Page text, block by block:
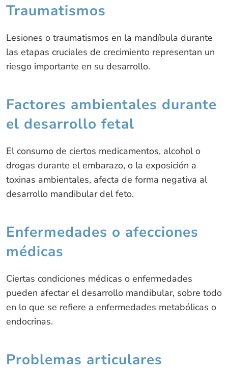
Traumatismos
Lesiones o traumatismos en la mandíbula durante
las etapas cruciales de crecimiento representan un
riesgo importante en su desarrollo.
Factores ambientales durante
el desarrollo fetal
El consumo de ciertos medicamentos, alcohol o
drogas durante el embarazo, o la exposición a
toxinas ambientales, afecta de forma negativa al
desarrollo mandibular del feto.
Enfermedades o afecciones
médicas
Ciertas condiciones médicas o enfermedades
pueden afectar el desarrollo mandibular, sobre todo
en lo que se refiere a enfermedades metabólicas o
endocrinas.
Problemas articulares